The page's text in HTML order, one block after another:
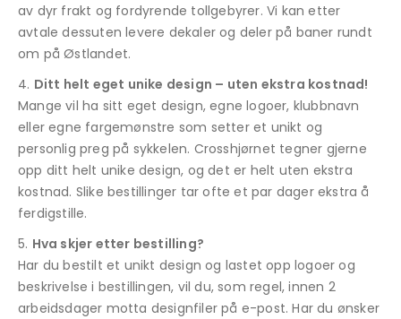
av dyr frakt og fordyrende tollgebyrer. Vi kan etter
avtale dessuten levere dekaler og deler på baner rundt
om på Østlandet.
Ditt helt eget unike design – uten ekstra kostnad!
Mange vil ha sitt eget design, egne logoer, klubbnavn
eller egne fargemønstre som setter et unikt og
personlig preg på sykkelen. Crosshjørnet tegner gjerne
opp ditt helt unike design, og det er helt uten ekstra
kostnad. Slike bestillinger tar ofte et par dager ekstra å
ferdigstille.
Hva skjer etter bestilling?
Har du bestilt et unikt design og lastet opp logoer og
beskrivelse i bestillingen, vil du, som regel, innen 2
arbeidsdager motta designfiler på e-post. Har du ønsker